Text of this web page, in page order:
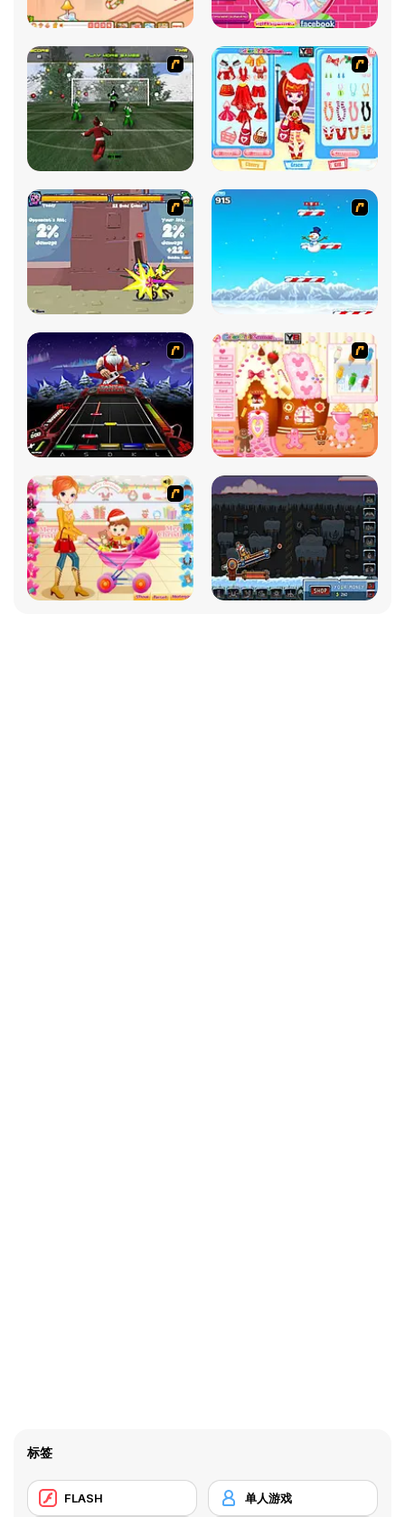
标签
FLASH 单人游戏